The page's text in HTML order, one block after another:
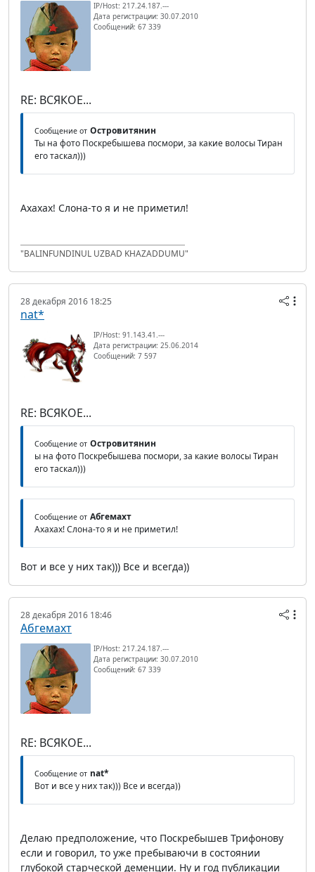
IP/Host: 217.24.187.---
Дата регистрации: 30.07.2010
Сообщений: 67 339
RE: ВСЯКОЕ...
Сообщение от Островитянин
Ты на фото Поскребышева посмори, за какие волосы Тиран
его таскал)))
Ахахах! Слона-то я и не приметил!
"BALINFUNDINUL UZBAD KHAZADDUMU"
28 декабря 2016 18:25
nat*
IP/Host: 91.143.41.---
Дата регистрации: 25.06.2014
Сообщений: 7 597
RE: ВСЯКОЕ...
Сообщение от Островитянин
ы на фото Поскребышева посмори, за какие волосы Тиран
его таскал)))
Сообщение от Абгемахт
Ахахах! Слона-то я и не приметил!
Вот и все у них так))) Все и всегда))
28 декабря 2016 18:46
Абгемахт
IP/Host: 217.24.187.---
Дата регистрации: 30.07.2010
Сообщений: 67 339
RE: ВСЯКОЕ...
Сообщение от nat*
Вот и все у них так))) Все и всегда))
Делаю предположение, что Поскребышев Трифонову
если и говорил, то уже пребываючи в состоянии
глубокой старческой деменции. Ну и год публикации